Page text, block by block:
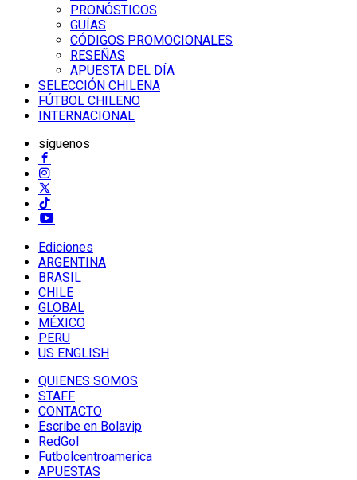
PRONÓSTICOS
GUÍAS
CÓDIGOS PROMOCIONALES
RESEÑAS
APUESTA DEL DÍA
SELECCIÓN CHILENA
FÚTBOL CHILENO
INTERNACIONAL
síguenos
Ediciones
ARGENTINA
BRASIL
CHILE
GLOBAL
MÉXICO
PERU
US ENGLISH
QUIENES SOMOS
STAFF
CONTACTO
Escribe en Bolavip
RedGol
Futbolcentroamerica
APUESTAS